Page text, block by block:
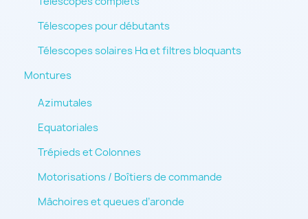
Télescopes pour débutants
Télescopes solaires Hα et filtres bloquants
Montures
Azimutales
Equatoriales
Trépieds et Colonnes
Motorisations / Boîtiers de commande
Mâchoires et queues d’aronde